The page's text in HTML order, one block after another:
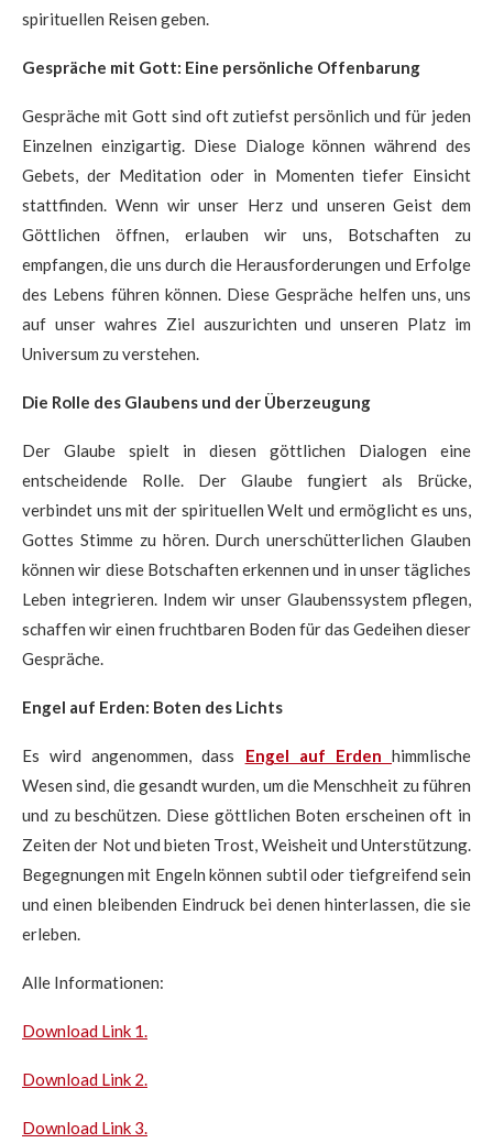
spirituellen Reisen geben.
Gespräche mit Gott: Eine persönliche Offenbarung
Gespräche mit Gott sind oft zutiefst persönlich und für jeden
Einzelnen einzigartig. Diese Dialoge können während des
Gebets, der Meditation oder in Momenten tiefer Einsicht
stattfinden. Wenn wir unser Herz und unseren Geist dem
Göttlichen öffnen, erlauben wir uns, Botschaften zu
empfangen, die uns durch die Herausforderungen und Erfolge
des Lebens führen können. Diese Gespräche helfen uns, uns
auf unser wahres Ziel auszurichten und unseren Platz im
Universum zu verstehen.
Die Rolle des Glaubens und der Überzeugung
Der Glaube spielt in diesen göttlichen Dialogen eine
entscheidende Rolle. Der Glaube fungiert als Brücke,
verbindet uns mit der spirituellen Welt und ermöglicht es uns,
Gottes Stimme zu hören. Durch unerschütterlichen Glauben
können wir diese Botschaften erkennen und in unser tägliches
Leben integrieren. Indem wir unser Glaubenssystem pflegen,
schaffen wir einen fruchtbaren Boden für das Gedeihen dieser
Gespräche.
Engel auf Erden: Boten des Lichts
Es wird angenommen, dass Engel auf Erdenhimmlische
Wesen sind, die gesandt wurden, um die Menschheit zu führen
und zu beschützen. Diese göttlichen Boten erscheinen oft in
Zeiten der Not und bieten Trost, Weisheit und Unterstützung.
Begegnungen mit Engeln können subtil oder tiefgreifend sein
und einen bleibenden Eindruck bei denen hinterlassen, die sie
erleben.
Alle Informationen:
Download Link 1.
Download Link 2.
Download Link 3.